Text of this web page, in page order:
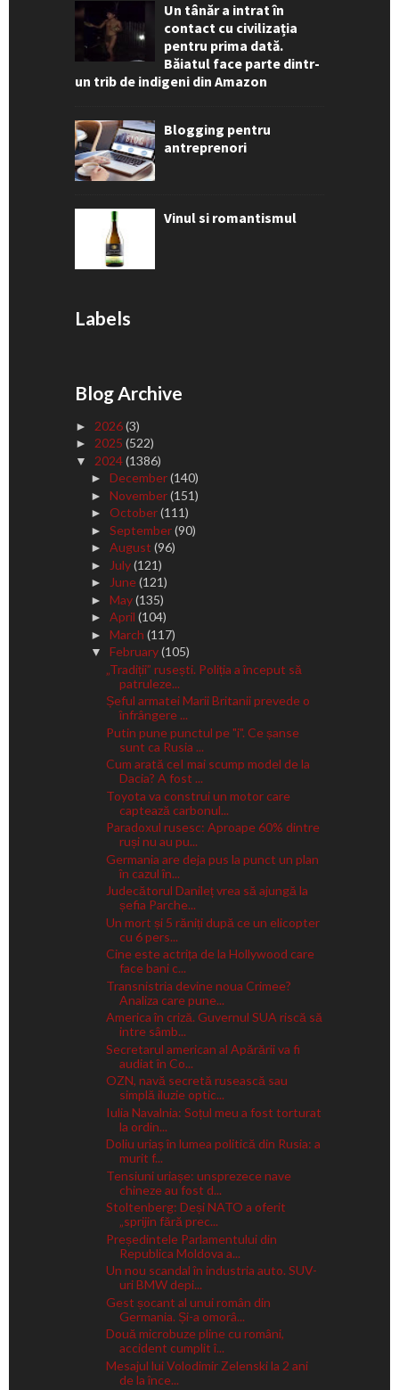
Un tânăr a intrat în
contact cu civilizația
pentru prima dată.
Băiatul face parte dintr-
un trib de indigeni din Amazon
Blogging pentru
antreprenori
Vinul si romantismul
Labels
Blog Archive
► 2026(3)
► 2025 (522)
▼ 2024(1386)
► December(140)
► November(151)
► October(111)
► September(90)
► August (96)
► July(121)
► June(121)
► May(135)
► April (104)
► March (117)
▼ February(105)
„Tradiții” rusești. Poliția a început să
patruleze...
Șeful armatei Marii Britanii prevede o
înfrângere ...
Putin pune punctul pe "i". Ce șanse
sunt ca Rusia ...
Cum arată ceI mai scump model de la
Dacia? A fost ...
Toyota va construi un motor care
captează carbonul...
Paradoxul rusesc: Aproape 60% dintre
ruși nu au pu...
Germania are deja pus la punct un plan
în cazul în...
Judecătorul Danileț vrea să ajungă la
șefia Parche...
Un mort și 5 răniți după ce un elicopter
cu 6 pers...
Cine este actrița de la Hollywood care
face bani c...
Transnistria devine noua Crimee?
Analiza care pune...
America în criză. Guvernul SUA riscă să
intre sâmb...
Secretarul american al Apărării va fi
audiat în Co...
OZN, navă secretă rusească sau
simplă iluzie optic...
Iulia Navalnia: Soțul meu a fost torturat
la ordin...
Doliu uriaș în lumea politică din Rusia: a
murit f...
Tensiuni uriașe: unsprezece nave
chineze au fost d...
Stoltenberg: Deși NATO a oferit
„sprijin fără prec...
Președintele Parlamentului din
Republica Moldova a...
Un nou scandal în industria auto. SUV-
uri BMW depi...
Gest șocant al unui român din
Germania. Și-a omorâ...
Două microbuze pline cu români,
accident cumplit î...
Mesajul lui Volodimir Zelenski la 2 ani
de la înce...